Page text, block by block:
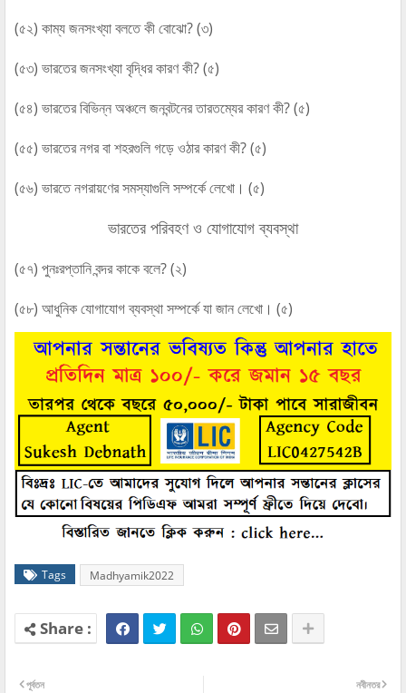
(৫২) কাম্য জনসংখ্যা বলতে কী বোঝো? (৩)
(৫৩) ভারতের জনসংখ্যা বৃদ্ধির কারণ কী? (৫)
(৫৪) ভারতের বিভিন্ন অঞ্চলে জনবন্টনের তারতম্যের কারণ কী? (৫)
(৫৫) ভারতের নগর বা শহরগুলি গড়ে ওঠার কারণ কী? (৫)
(৫৬) ভারতে নগরায়ণের সমস্যাগুলি সম্পর্কে লেখো। (৫)
ভারতের পরিবহণ ও যোগাযোগ ব্যবস্থা
(৫৭) পুনঃরপ্তানি বন্দর কাকে বলে? (২)
(৫৮) আধুনিক যোগাযোগ ব্যবস্থা সম্পর্কে যা জান লেখো। (৫)
Tags Madhyamik2022
নবীনতর
পূর্বতন